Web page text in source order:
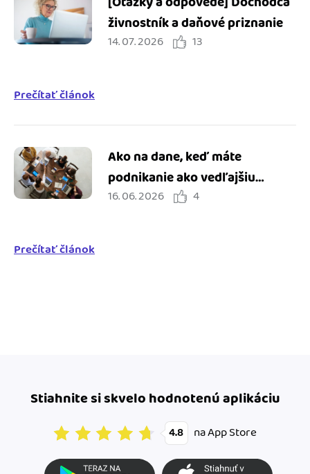
živnostník a daňové priznanie
14. 07. 2026 13
Prečítať článok
Ako na dane, keď máte
podnikanie ako vedľajšiu
činnosť
16. 06. 2026 4
Prečítať článok
Stiahnite si skvelo hodnotenú aplikáciu
4.8 na App Store